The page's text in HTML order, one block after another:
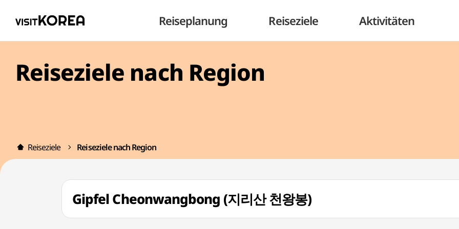
Reiseplanung Reiseziele Aktivitäten
Reiseziele nach Region
Reiseziele Reiseziele nach Region
Gipfel Cheonwangbong (지리산 천왕봉)